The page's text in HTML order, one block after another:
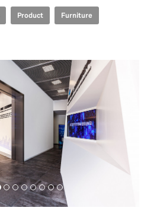
Product Furniture